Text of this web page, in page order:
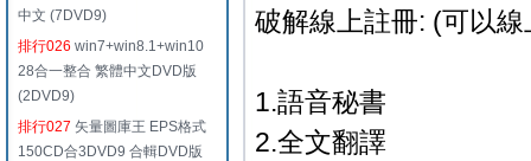
中文 (7DVD9)
排行026 win7+win8.1+win10
28合一整合 繁體中文DVD版
(2DVD9)
排行027 矢量圖庫王 EPS格式
150CD合3DVD9 合輯DVD版
破解線上註冊: (可以
1.語音秘書
2.全文翻譯